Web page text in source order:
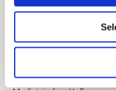
Cookie-Richtlinie